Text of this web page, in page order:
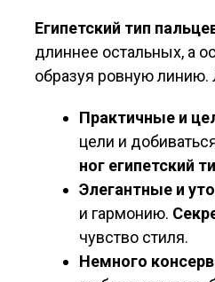
Египетский тип
длиннее остальных, а
образуя ровную линию.
Практичные и
цели и
ног египетский
Элегантные и
и гармонию.
чувство стиля.
Немного